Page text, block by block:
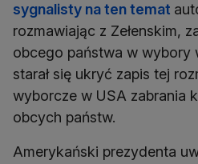
sygnalisty na ten temat
rozmawiając z Zełenskim,
obcego państwa w wybory
starał się ukryć zapis tej
wyborcze w USA zabrania
obcych państw.
Amerykański prezydenta